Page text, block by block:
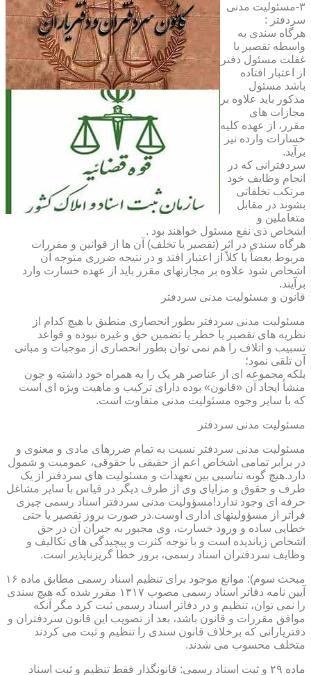
۳-مسئولیت مدنی
سردفتر :
هرگاه سندی به
واسطه تقصیر یا
غفلت مسئول دفتر
از اعتبار افتاده
باشد مسئول
مذکور باید علاوه بر
مجازات های
مقرر، از عهده کلیه
خسارات وارده نیز
برآید.
سردفترانی که در
انجام وظایف خود
مرتکب تخلفاتی
بشوند در مقابل
متعاملین و
اشخاص ذی نفع مسئول خواهند بود .
هرگاه سندی در اثر (تقصیر یا تخلف) آن ها از قوانین و مقررات
مربوط بعضاً یا کلاً از اعتبار افتد و در نتیجه ضرری متوجه آن
اشخاص شود علاوه بر مجازتهای مقرر باید از عهده خسارت وارد
برآیند.
قانون و مسئولیت مدنی سردفتر
مسئولیت مدنی سردفتر بطور انحصاری منطبق با هیچ کدام از
نظریه های تقصیر یا خطر یا تضمین حق و غیره نبوده و قواعد
تسبیب و اتلاف را هم نمی توان بطور انحصاری از موجبات و مبانی
آن تلقی نمود؛
بلکه مجموعه ای از عناصر هر یک را به همراه خود داشته و چون
منشأ ایجاد آن «قانون» بوده دارای ترکیب و ماهیت ویژه ای است
که با سایر وجوه مسئولیت مدنی متفاوت است.
مسئولیت مدنی سردفتر
مسئولیت مدنی سردفتر نسبت به تمام ضررهای مادی و معنوی و
در برابر تمامی اشخاص اعم از حقیقی یا حقوقی، عمومیت و شمول
دارد.هیچ گونه تناسبی بین تعهدات و مسئولیت های سردفتر از یک
طرف و حقوق و مزایای وی از طرف دیگر در قیاس با سایر مشاغل
حرفه ای وجود ندارد!مسؤولیت مدنی سردفتر اسناد رسمی چیزی
فراتر از مسؤولیتهای اداری اوست.در صورت بروز تقصیر یا حتی
خطایی ساده و ورود خسارت، وی مجبور به جبران آن در حق
اشخاص زیاندیده است و با توجه کثرت و پیچیدگی های تکالیف و
وظایف سردفتران اسناد رسمی، بروز خطا گریزناپذیر است.
مبحث سوم): موانع موجود برای تنظیم اسناد رسمی مطابق ماده ۱۶
آیین نامه دفاتر اسناد رسمی مصوب ۱۳۱۷ مقرر شده که هیچ سندی
را نمی توان، تنظیم و در دفاتر اسناد رسمی ثبت کرد مگر آنکه
موافق مقررات و قانون باشد، بعد از تصویب این قانون سردفتران و
دفتریارانی که برخلاف قانون سندی را تنظیم و ثبت می کردند
متخلف محسوب می شدند.
ماده ۲۹ و ثبت اسناد رسمی: قانونگذار فقط تنظیم و ثبت اسناد